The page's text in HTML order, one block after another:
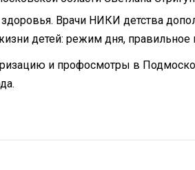
Врачи НИКИ детства
детей: режим дня, правильное
и профосмотры в